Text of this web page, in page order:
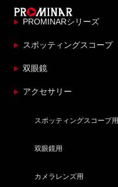
PROMINARシリーズ
スポッティングスコープ
双眼鏡
アクセサリー
スポッティングスコープ用
双眼鏡用
カメラレンズ用